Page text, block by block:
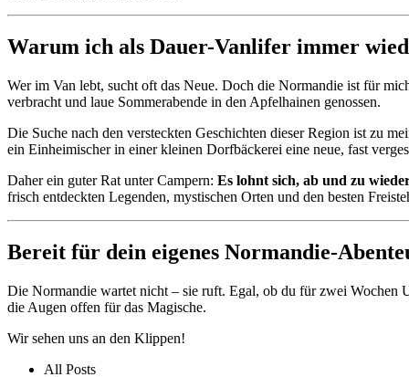
Warum ich als Dauer-Vanlifer immer
Wer im Van lebt, sucht oft das Neue. Doch die Normandie ist für
verbracht und laue Sommerabende in den Apfelhainen genossen.
Die Suche nach den versteckten Geschichten dieser Region ist zu
ein Einheimischer in einer kleinen Dorfbäckerei eine neue, fast
Daher ein guter Rat unter Campern: Es lohnt sich, ab und zu
frisch entdeckten Legenden, mystischen Orten und den besten
Bereit für dein eigenes Normandie-
Die Normandie wartet nicht – sie ruft. Egal, ob du für zwei Wochen
die Augen offen für das Magische.
Wir sehen uns an den Klippen!
All Posts